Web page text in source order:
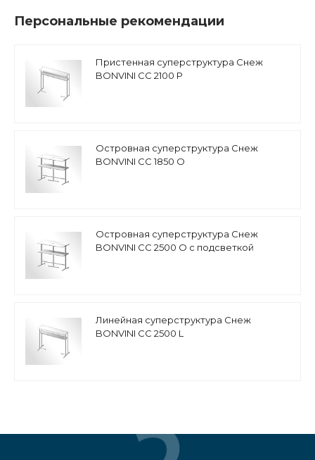
Персональные рекомендации
Пристенная суперструктура Снеж
BONVINI CC 2100 P
Островная суперструктура Снеж
BONVINI CC 1850 O
Островная суперструктура Снеж
BONVINI CC 2500 O с подсветкой
Линейная суперструктура Снеж
BONVINI CC 2500 L